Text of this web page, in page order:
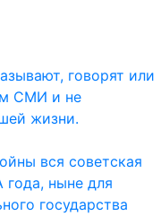
говорят или
СМИ и не
жизни.
вся советская
ныне для
государства